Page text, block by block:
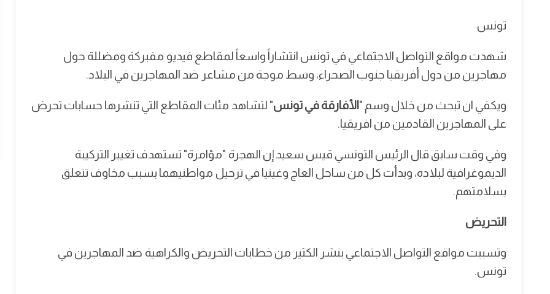
تونس
شهدت مواقع التواصل الاجتماعي في تونس انتشاراً واسعاً لمقاطع فيديو مفبركة ومضللة حول
مهاجرين من دول أفريقيا جنوب الصحراء، وسط موجة من مشاعر ضد المهاجرين في البلاد.
ويكفي ان تبحث من خلال وسم " الأفارقة في تونس" لتشاهد مئات المقاطع التي تنشرها حسابات تحرض
على المهاجرين القادمين من افريقيا.
وفي وقت سابق قال الرئيس التونسي قيس سعيد إن الهجرة "مؤامرة" تستهدف تغيير التركيبة
الديموغرافية لبلاده، وبدأت كل من ساحل العاج وغينيا في ترحيل مواطنيهما بسبب مخاوف تتعلق
بسلامتهم.
التحريض
وتسببت مواقع التواصل الاجتماعي بنشر الكثير من خطابات التحريض والكراهية ضد المهاجرين في
تونس.